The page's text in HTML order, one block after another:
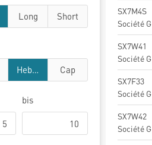
Long Short
Hebel Cap
bis
SX7M4S
Société
SX7W41
Société
SX7F33
Société
SX7W42
Société